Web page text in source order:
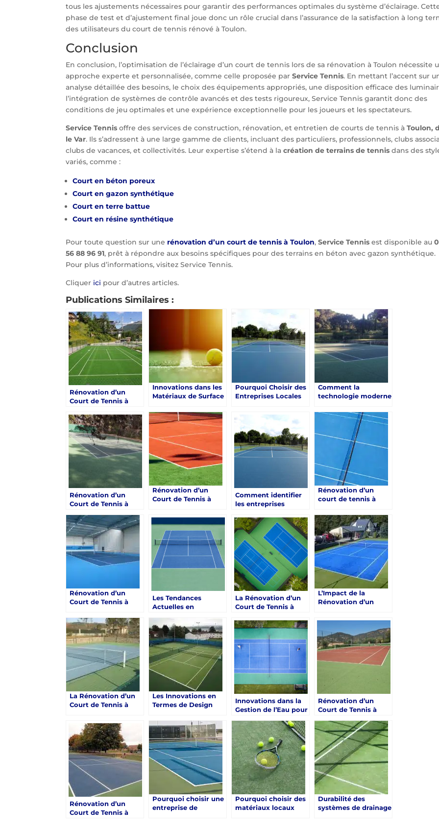
tous les ajustements nécessaires pour garantir des performances optimales du système d’éclairage.
phase de test et d’ajustement final joue donc un rôle crucial dans l’assurance de la satisfaction à long
des utilisateurs du court de tennis rénové à Toulon.
Conclusion
En conclusion, l’optimisation de l’éclairage d’un court de tennis lors de sa rénovation à Toulon nécessite
approche experte et personnalisée, comme celle proposée parService Tennis. En mettant l’accent sur
analyse détaillée des besoins, le choix des équipements appropriés, une disposition efficace des
l’intégration de systèmes de contrôle avancés et des tests rigoureux, Service Tennis garantit donc des
conditions de jeu optimales et une expérience exceptionnelle pour les joueurs et les spectateurs.
Service Tennis offre des services de construction, rénovation, et entretien de courts de tennis àToulon,
le Var. Ils s’adressent à une large gamme de clients, incluant des particuliers, professionnels, clubs
clubs de vacances, et collectivités. Leur expertise s’étend à lacréation de terrains de tennisdans des
variés, comme :
Court en béton poreux
Court en gazon synthétique
Court en terre battue
Court en résine synthétique
Pour toute question sur une rénovation d’un court de tennis à Toulon,Service Tennis est disponible au
56 88 96 91, prêt à répondre aux besoins spécifiques pour des terrains en béton avec gazon synthétique.
Pour plus d’informations, visitez Service Tennis.
Cliquer ici pour d’autres articles.
Publications Similaires :
Rénovation d’un
Court de Tennis à
des Conditions
Climatiques
Innovations dans les
Matériaux de Surface
d’un Court de Tennis
à Toulon :
Optimisation par
Service Tennis
Pourquoi Choisir des
Entreprises Locales
pour la Rénovation
d’un Court de Tennis
à Toulon ?
Comment la
technologie moderne
rénovation d’un
court de tennis à
Rénovation d’un
Court de Tennis à
dans l’éclairage des
courts
Rénovation d’un
Court de Tennis à
une Surface en Gazon
Synthétique
Comment identifier
les entreprises
rénovation de courts
de tennis à Toulon ?
Rénovation d’un
court de tennis à
technologiques pour
améliorer la
jouabilité des courts
de tennis
Rénovation d’un
Court de Tennis à
d’une Surface en
Résine
Les Tendances
Actuelles en
Court de Tennis à
Toulon
La Rénovation d’un
Court de Tennis à
de Qualité Proposé
par Service Tennis
L’Impact de la
Rénovation d’un
Toulon sur la Valeur
La Rénovation d’un
Court de Tennis à
sur la Pratique chez
les Jeunes
Les Innovations en
Termes de Design
d’un Court de Tennis
à Toulon
Innovations dans la
Gestion de l’Eau pour
Court de Tennis à
Toulon
Rénovation d’un
Court de Tennis à
Opter pour des
Matériaux Locaux ?
Rénovation d’un
Court de Tennis à
Pourquoi choisir une
entreprise de
Pourquoi choisir des
matériaux locaux
Durabilité des
systèmes de drainage